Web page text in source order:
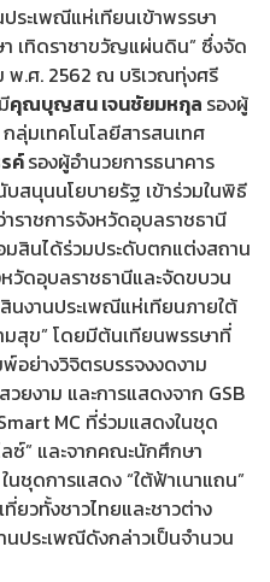
ระเพณีแห่เทียนเข้าพรรษา
า เทิดราชาขวัญแผ่นดิน” ซึ่งจัด
พ.ศ. 2562 ณ บริเวณทุ่งศรี
คุณบุญสน เจนชัยมหกุล รองผู้
ลุ่มเทคโนโลยีสารสนเทศ
ค์รองผู้อำนวยการธนาคาร
สนุนนโยบายรัฐ เข้าร่วมในพิธี
าราชการจังหวัดอุบลราชธานี
มสินได้ร่วมประดับตกแต่งสถาน
วัดอุบลราชธานีและจัดขบวน
งานประเพณีแห่เทียนภายใต้
สุข” โดยมีต้นเทียนพรรษาที่
อย่างวิจิตรบรรจงงดงาม
ยงาม และการแสดงจาก GSB
MC ที่ร่วมแสดงในชุด
ซ์” และจากคณะนักศึกษา
ชุดการแสดง “ใต้ฟ้าเนาแถน”
วทั้งชาวไทยและชาวต่าง
นประเพณีดังกล่าวเป็นจำนวน